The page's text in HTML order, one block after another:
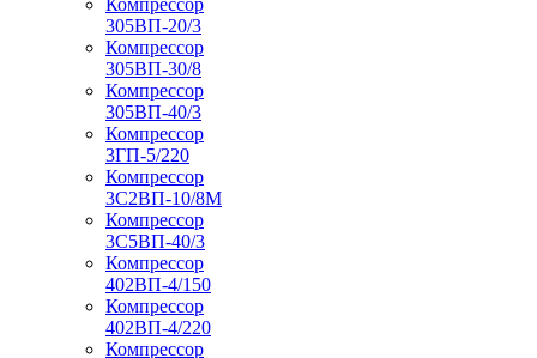
305ВП-20/3
Компрессор
305ВП-30/8
Компрессор
305ВП-40/3
Компрессор
3ГП-5/220
Компрессор
3С2ВП-10/8М
Компрессор
3С5ВП-40/3
Компрессор
402ВП-4/150
Компрессор
402ВП-4/220
Компрессор